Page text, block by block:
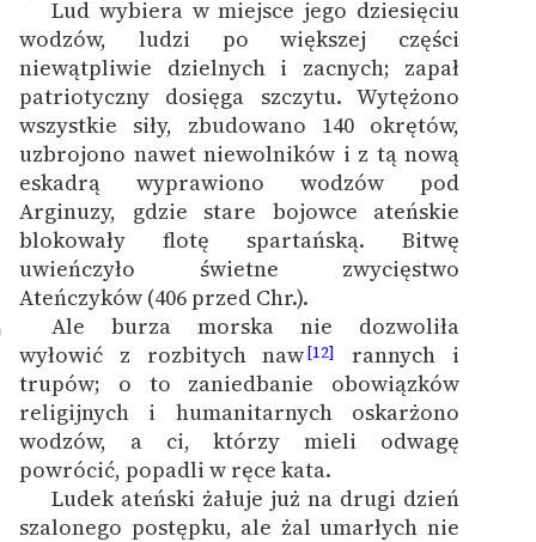
Lud wybiera w miejsce jego dziesięciu
wodzów, ludzi po większej części
niewątpliwie dzielnych i zacnych; zapał
patriotyczny dosięga szczytu. Wytężono
wszystkie siły, zbudowano 140 okrętów,
uzbrojono nawet niewolników i z tą nową
eskadrą wyprawiono wodzów pod
Arginuzy, gdzie stare bojowce ateńskie
blokowały flotę spartańską. Bitwę
uwieńczyło świetne zwycięstwo
Ateńczyków (406 przed Chr.).
Ale burza morska nie dozwoliła
wyłowić z rozbitych naw[12]
rannych i
trupów; o to zaniedbanie obowiązków
religijnych i humanitarnych oskarżono
wodzów, a ci, którzy mieli odwagę
powrócić, popadli w ręce kata.
Ludek ateński żałuje już na drugi dzień
szalonego postępku, ale żal umarłych nie